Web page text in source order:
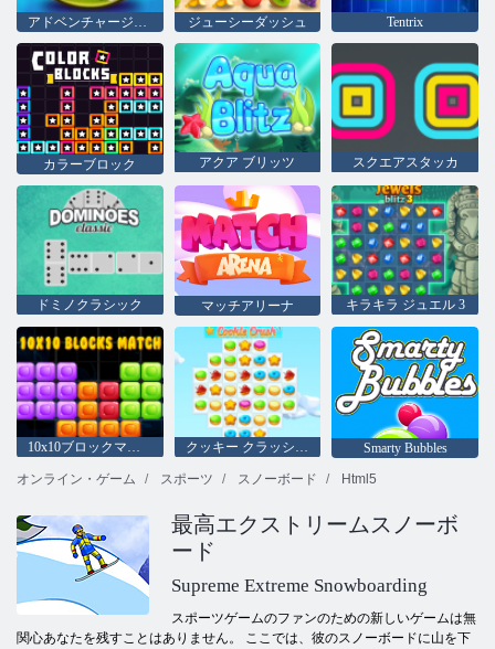
アドベンチャージューシーベリー ジューシーダッシュ Tentrix
カラーブロック アクア ブリッツ スクエアスタッカ
ドミノクラシック マッチアリーナ キラキラ ジュエル 3
10x10ブロックマッチ クッキー クラッシュ 3
Smarty Bubbles
オンライン・ゲーム
スポーツ スノーボード Html5
最高エクストリームスノーボ
ード
Supreme Extreme Snowboarding
スポーツゲームのファンのための新しいゲームは無
関心あなたを残すことはありません。 ここでは、彼のスノーボードに山を下